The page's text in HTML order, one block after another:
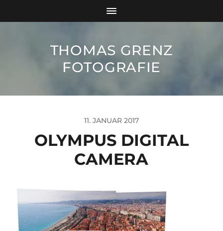
THOMAS GRENZ
FOTOGRAFIE
11. JANUAR 2017
OLYMPUS DIGITAL
CAMERA